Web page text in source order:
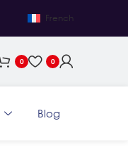
French
0 0
Blog